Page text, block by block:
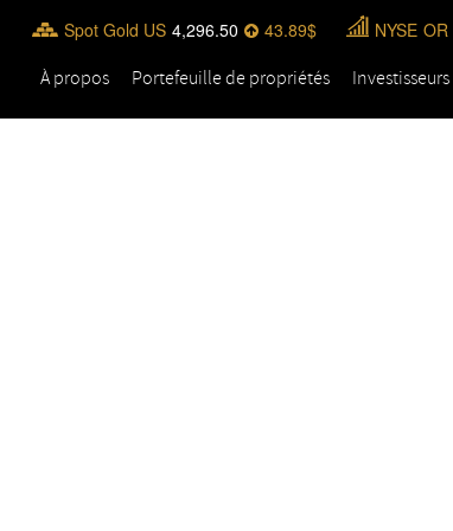
Spot Gold US 4,296.50 43.89 NYSE OR
À propos Portefeuille de propriétés Investisseurs